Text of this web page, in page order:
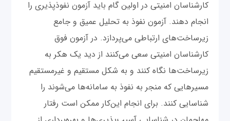
کارشناسان امنیتی در اولین گام باید آزمون نفوذ‌پذیری را
انجام دهند. آزمون نفوذ به تحلیل عمیق و جامع
زیرساخت‌های ارتباطی می‌پردازد. در آزمون فوق
کارشناسان امنیتی سعی می‌کنند از دید یک هکر به
زیرساخت‌ها نگاه کنند و به شکل مستقیم و غیر‌مستقیم
مسیرهایی که منجر به نفوذ به سامانه‌ها می‌شوند را
شناسایی کنند. برای انجام این‌کار ممکن است رفتار